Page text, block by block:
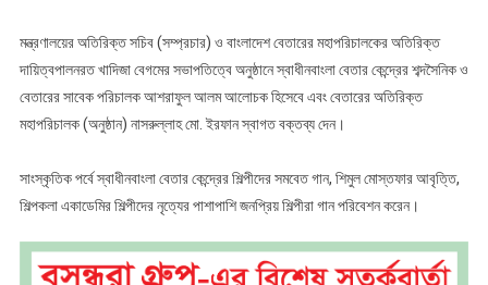
মন্ত্রণালয়ের অতিরিক্ত সচিব (সম্প্রচার) ও বাংলাদেশ বেতারের মহাপরিচালকের অতিরিক্ত
দায়িত্বপালনরত খাদিজা বেগমের সভাপতিত্বে অনুষ্ঠানে স্বাধীনবাংলা বেতার কেন্দ্রের শব্দসৈনিক ও
বেতারের সাবেক পরিচালক আশরাফুল আলম আলোচক হিসেবে এবং বেতারের অতিরিক্ত
মহাপরিচালক (অনুষ্ঠান) নাসরুল্লাহ মো. ইরফান স্বাগত বক্তব্য দেন।
সাংস্কৃতিক পর্বে স্বাধীনবাংলা বেতার কেন্দ্রের শিল্পীদের সমবেত গান, শিমুল মোস্তফার আবৃত্তি,
শিল্পকলা একাডেমির শিল্পীদের নৃত্যের পাশাপাশি জনপ্রিয় শিল্পীরা গান পরিবেশন করেন।